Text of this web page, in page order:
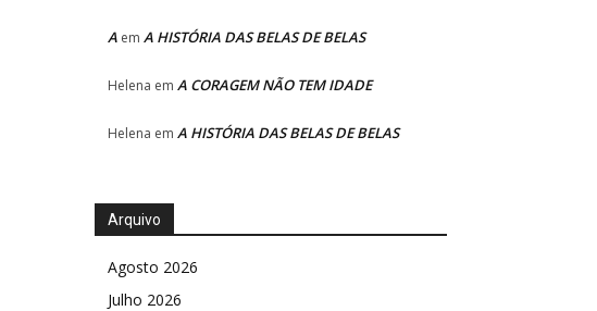
A em A HISTÓRIA DAS BELAS DE BELAS
Helena em A CORAGEM NÃO TEM IDADE
Helena em A HISTÓRIA DAS BELAS DE BELAS
Arquivo
Agosto 2026
Julho 2026